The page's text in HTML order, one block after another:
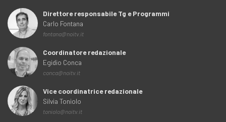
Direttore responsabile Tg e Programmi
Carlo Fontana
fontana@noitv.it
Coordinatore redazionale
Egidio Conca
conca@noitv.it
Vice coordinatrice redazionale
Silvia Toniolo
toniolo@noitv.it